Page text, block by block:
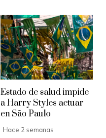
Estado de salud impide
a Harry Styles actuar
en São Paulo
Hace 2 semanas